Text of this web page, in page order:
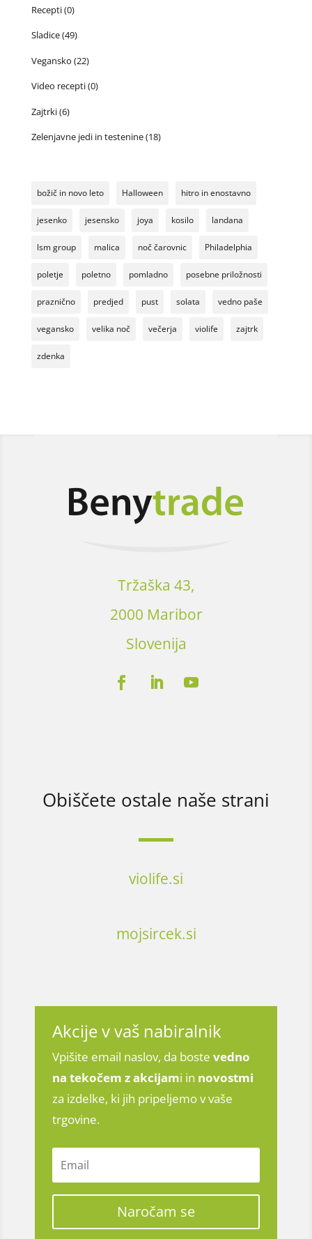
Recepti(0)
Sladice(49)
Vegansko (22)
Video recepti(0)
Zajtrki(6)
Zelenjavne jedi in testenine(18)
božič in novo leto Halloween hitro in enostavno
jesenko jesensko joya kosilo landana
lsm group malica noč čarovnic Philadelphia
poletje poletno pomladno posebne priložnosti
praznično predjed pust solata vedno paše
vegansko velika noč večerja violife zajtrk
zdenka
Tržaška 43,
2000 Maribor
Slovenija
Obiščete ostale naše strani
violife.si
mojsircek.si
Akcije v vaš nabiralnik
Vpišite email naslov, da boste vedno
na tekočem zakcijami in novostmi
za izdelke, ki jih pripeljemo v vaše
trgovine.
Naročam se